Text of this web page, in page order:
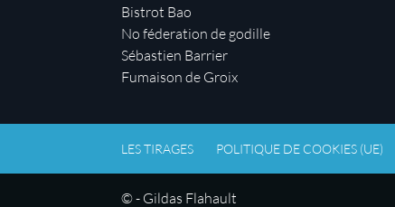
Bistrot Bao
No féderation de godille
Sébastien Barrier
Fumaison de Groix
LES TIRAGES POLITIQUE DE COOKIES (UE)
© - Gildas Flahault